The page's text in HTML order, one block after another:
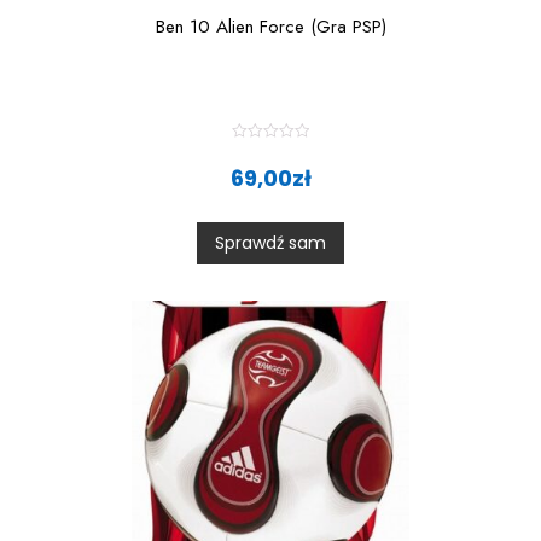
Ben 10 Alien Force (Gra PSP)
a
t
0
o
u
t
5
69,00zł
Sprawdź sam